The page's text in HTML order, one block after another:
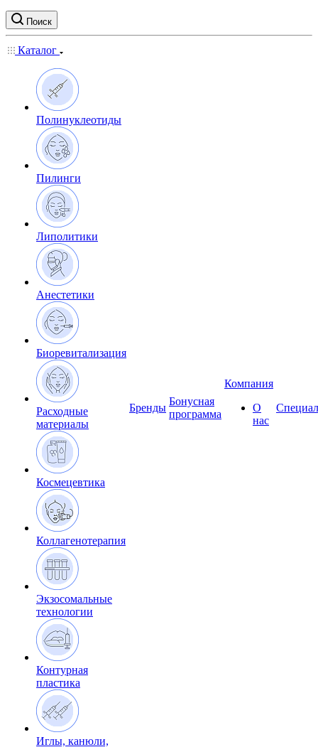
Поиск
Каталог
Полинуклеотиды
Пилинги
Липолитики
Анестетики
Биоревитализация
Расходные
материалы
Космецевтика
Коллагенотерапия
Экзосомальные
технологии
Контурная
пластика
Иглы, канюли,
Бренды
Бонусная
программа
Компания
О
нас